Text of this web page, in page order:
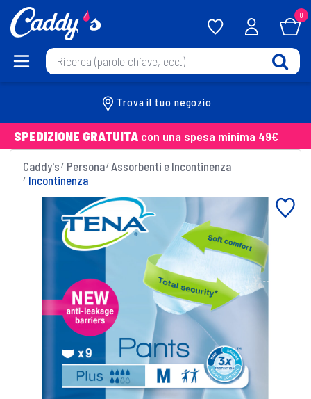
0
Trova il tuo negozio
SPEDIZIONE GRATUITA con una spesa minima 49€
Caddy's Persona Assorbenti e Incontinenza
Incontinenza